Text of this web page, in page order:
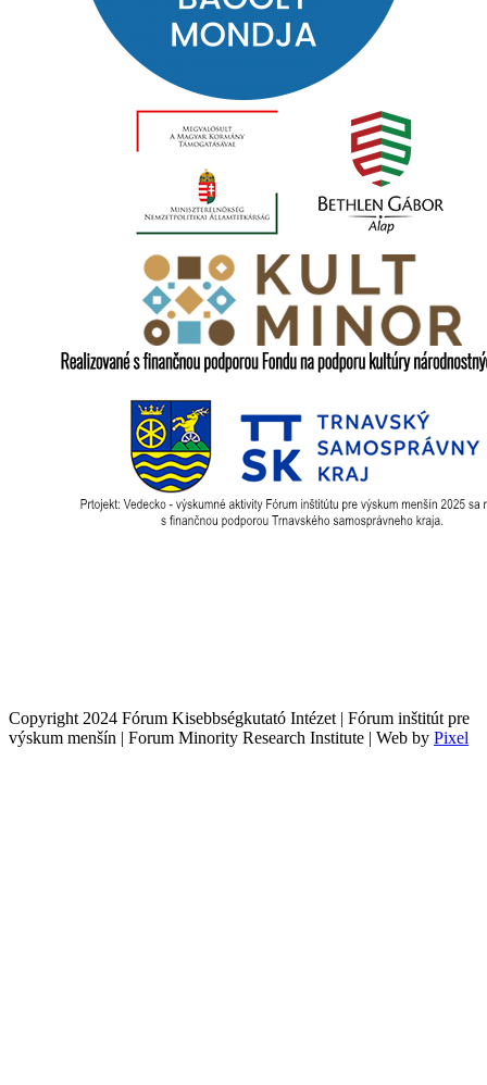
Copyright 2024 Fórum Kisebbségkutató Intézet | Fórum inštitút pre
výskum menšín | Forum Minority Research Institute | Web by Pixel